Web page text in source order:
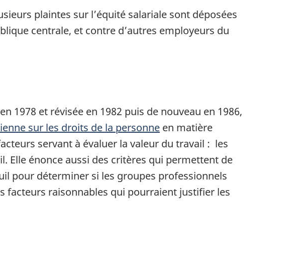
plaintes sur l’équité salariale sont déposées
centrale, et contre d’autres employeurs du
1978 et révisée en 1982 puis de nouveau en 1986,
sur les droits de la personne en matière
servant à évaluer la valeur du travail : les
Elle énonce aussi des critères qui permettent de
pour déterminer si les groupes professionnels
facteurs raisonnables qui pourraient justifier les